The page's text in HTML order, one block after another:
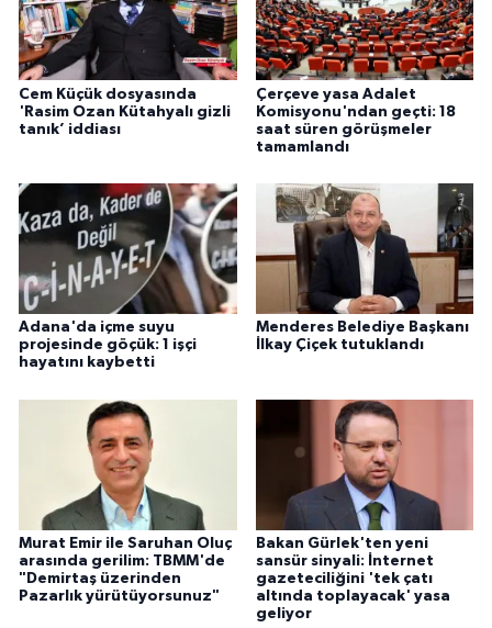
Cem Küçük dosyasında
'Rasim Ozan Kütahyalı gizli
tanık’ iddiası
Çerçeve yasa Adalet
Komisyonu'ndan geçti: 18
saat süren görüşmeler
tamamlandı
Adana'da içme suyu
projesinde göçük: 1 işçi
hayatını kaybetti
Menderes Belediye Başkanı
İlkay Çiçek tutuklandı
Murat Emir ile Saruhan Oluç
arasında gerilim: TBMM'de
"Demirtaş üzerinden
Pazarlık yürütüyorsunuz"
Bakan Gürlek'ten yeni
sansür sinyali: İnternet
gazeteciliğini 'tek çatı
altında toplayacak' yasa
geliyor